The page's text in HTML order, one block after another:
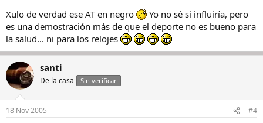
Xulo de verdad ese AT en negro
Yo no sé si influiría, pero
es una demostración más de que el deporte no es bueno para
la salud... ni para los relojes
santi
De la casa Sin verificar
18 Nov 2005 #4